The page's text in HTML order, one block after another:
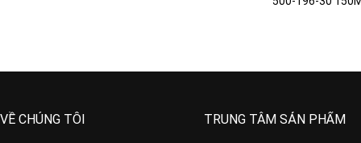
VỀ CHÚNG TÔI TRUNG TÂM SẢN PHẨM